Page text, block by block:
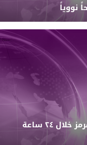
نووياً
بيانات ملاحية: ١٠ سفن عبرت مضيق هرمز خلال ٢٤ ساعة